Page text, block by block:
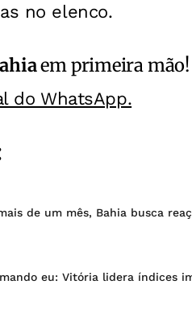
no elenco.
em primeira mão!
do WhatsApp.
de um mês, Bahia busca
eu: Vitória lidera índices